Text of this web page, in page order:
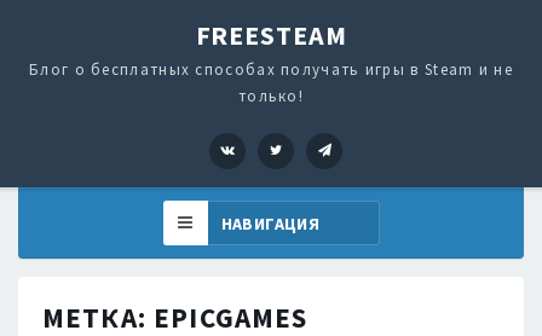
FREESTEAM
Блог о бесплатных способах получать игры в Steam и не
только!
VK Twitter
МЕТКА: EPICGAMES